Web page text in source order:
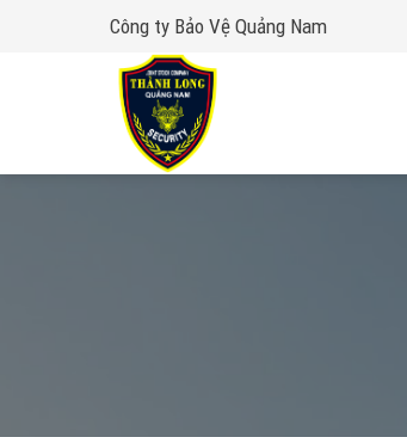
Công ty Bảo Vệ Quảng Nam